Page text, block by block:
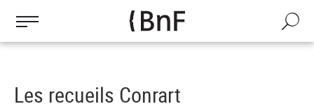
contenu
Recherche
Les recueils Conrart